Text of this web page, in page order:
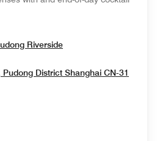
RiversideOpens In New
Pudong District Shanghai CN-31
New Window